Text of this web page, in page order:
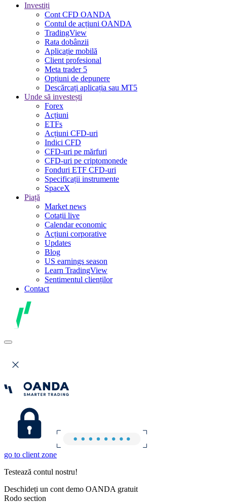
Investiți
Cont CFD OANDA
Contul de acțiuni OANDA
TradingView
Rata dobânzii
Aplicație mobilă
Client profesional
Meta trader 5
Opțiuni de depunere
Descărcați aplicația sau MT5
Unde să investești
Forex
Acțiuni
ETFs
Acțiuni CFD-uri
Indici CFD
CFD-uri pe mărfuri
CFD-uri pe criptomonede
Fonduri ETF CFD-uri
Specificații instrumente
SpaceX
Piață
Market news
Cotații live
Calendar economic
Acțiuni corporative
Updates
Blog
US earnings season
Learn TradingView
Sentimentul clienților
Contact
go to client zone
Testează contul nostru!
Deschideți un cont demo OANDA gratuit
Rodo section